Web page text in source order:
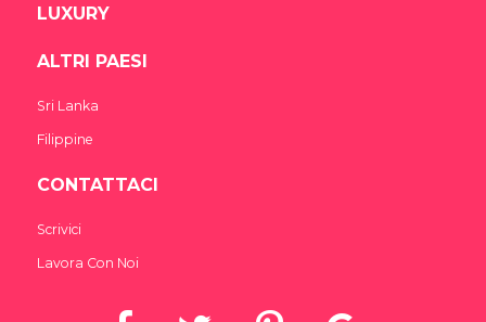
LUXURY
ALTRI PAESI
Sri Lanka
Filippine
CONTATTACI
Scrivici
Lavora Con Noi